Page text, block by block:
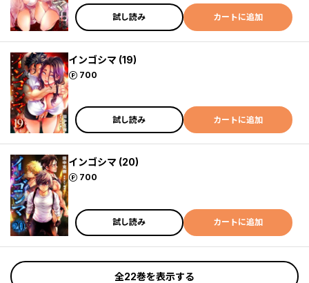
試し読み カートに追加
インゴシマ (19)
700
ポイント
試し読み カートに追加
インゴシマ (20)
700
ポイント
試し読み カートに追加
全22巻を表示する